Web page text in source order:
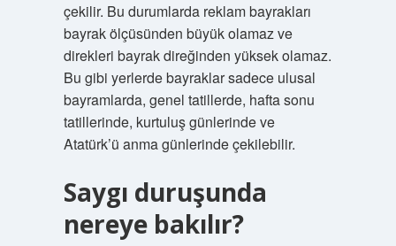
çekilir. Bu durumlarda reklam bayrakları
bayrak ölçüsünden büyük olamaz ve
direkleri bayrak direğinden yüksek olamaz.
Bu gibi yerlerde bayraklar sadece ulusal
bayramlarda, genel tatillerde, hafta sonu
tatillerinde, kurtuluş günlerinde ve
Atatürk’ü anma günlerinde çekilebilir.
Saygı duruşunda
nereye bakılır?